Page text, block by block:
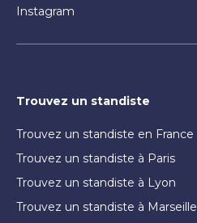
Instagram
Trouvez un standiste
Trouvez un standiste en France
Trouvez un standiste à Paris
Trouvez un standiste à Lyon
Trouvez un standiste à Marseille